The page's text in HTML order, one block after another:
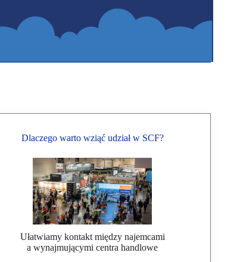
Dlaczego warto wziąć udział w SCF?
Ułatwiamy kontakt między najemcami
a wynajmującymi centra handlowe